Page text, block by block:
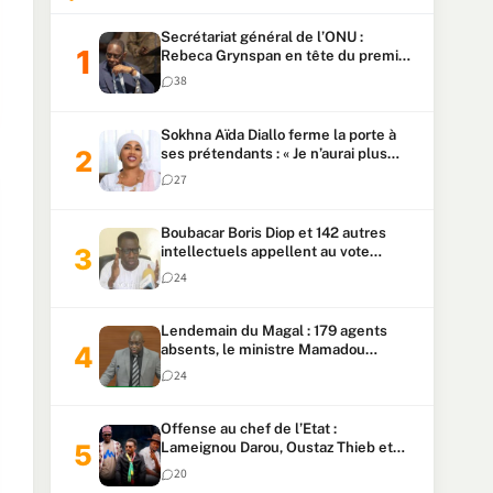
Secrétariat général de l’ONU :
Rebeca Grynspan en tête du premier
vote, Macky Sall pointe à la 5ᵉ place
38
Sokhna Aïda Diallo ferme la porte à
ses prétendants : « Je n’aurai plus
jamais un autre mari »
27
Boubacar Boris Diop et 142 autres
intellectuels appellent au vote
urgent de la révision
constitutionnelle
24
Lendemain du Magal : 179 agents
absents, le ministre Mamadou
Lamine Dianté exige des explications
24
Offense au chef de l’Etat :
Lameignou Darou, Oustaz Thieb et
Ndiaye Touba lourdement
condamnés
20